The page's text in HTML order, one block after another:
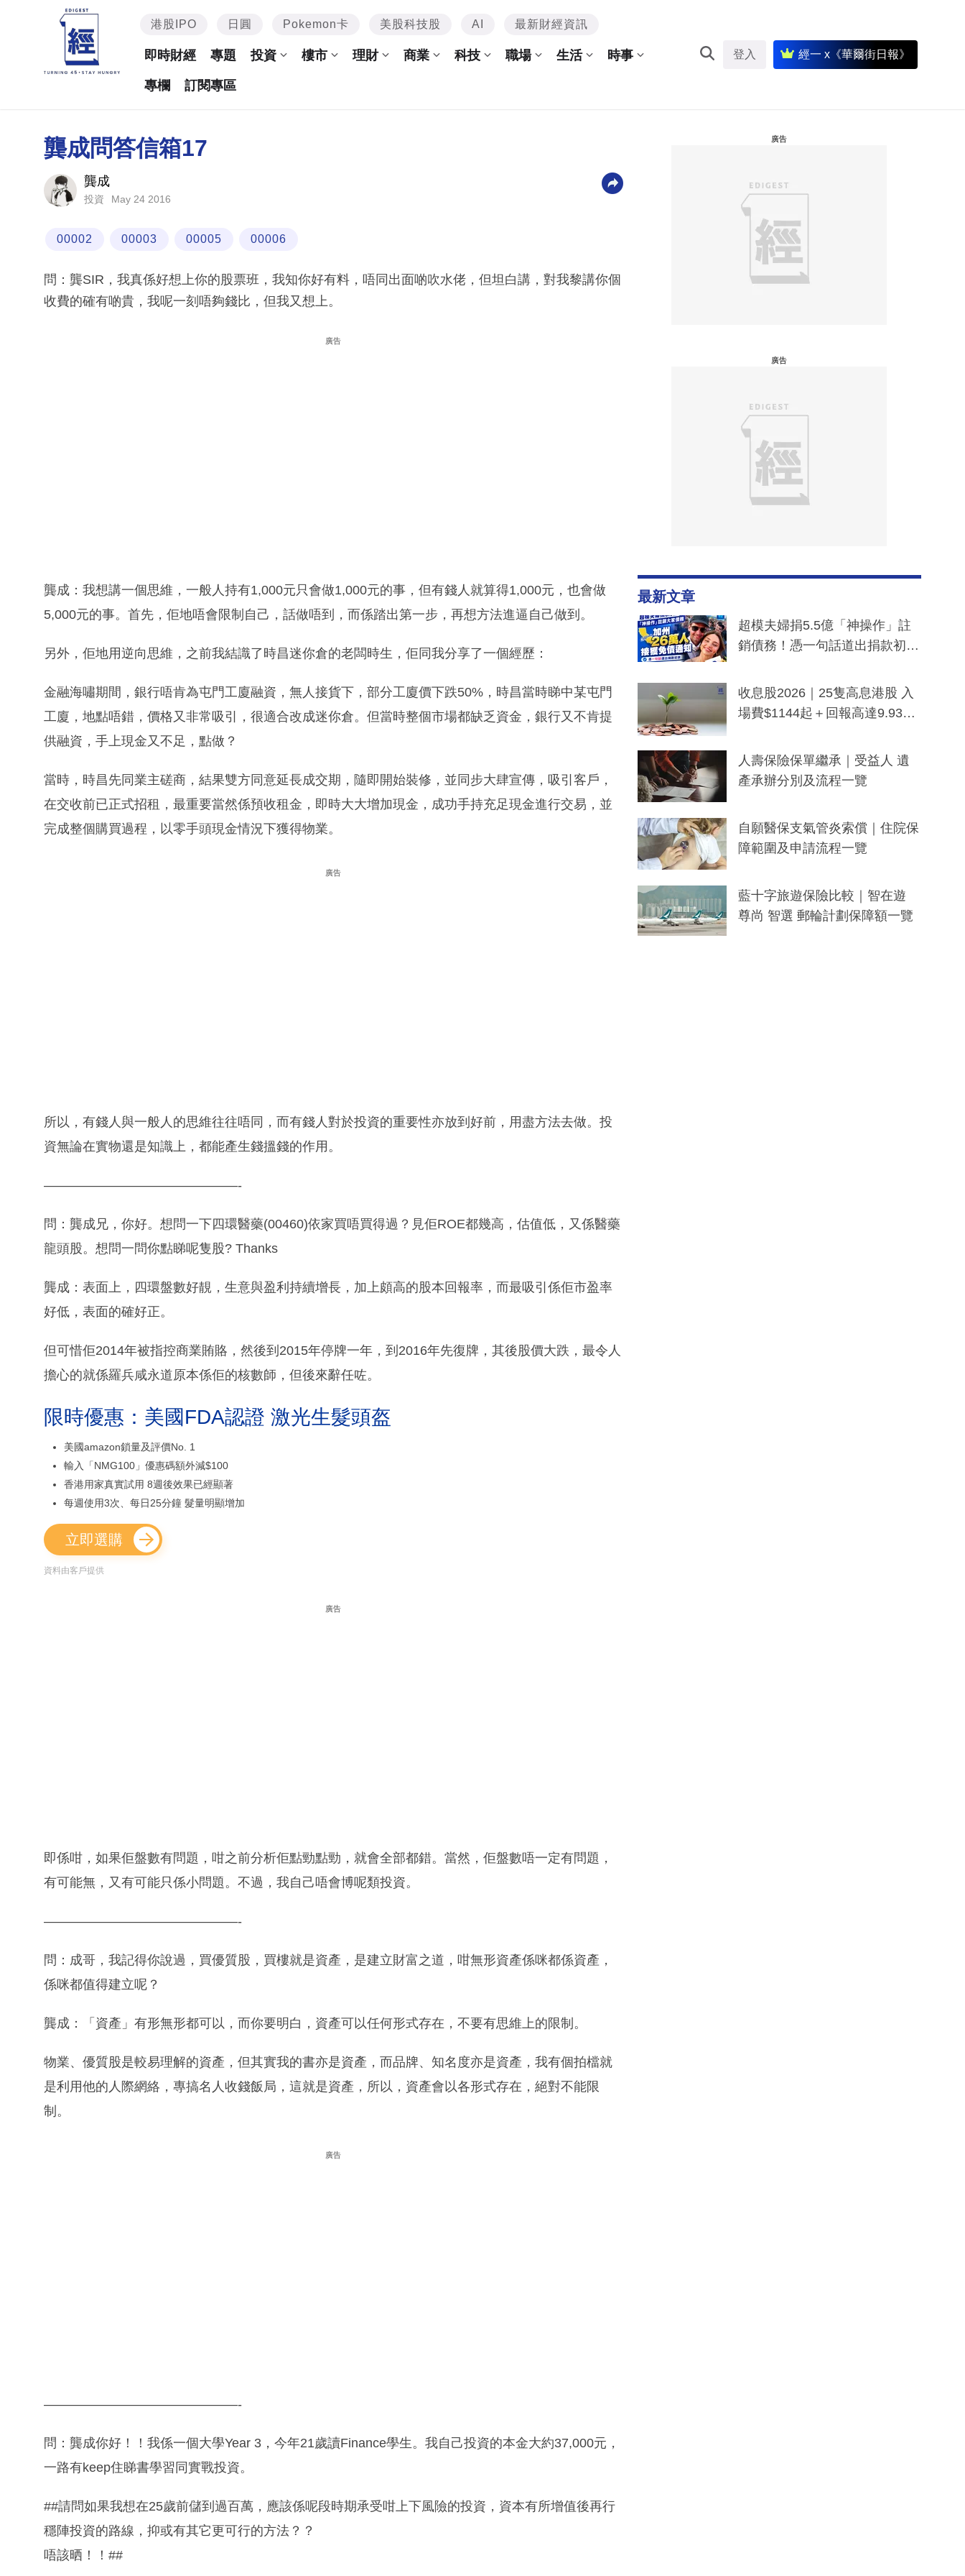
港股IPO 日圓 Pokemon卡 美股科技股 AI 最新財經資訊
即時財經 專題 投資 樓市 理財 商業 科技 職場 生活 時事
專欄 訂閱專區
登入 經一 x《華爾街日報》
龔成問答信箱17
龔成
投資 May 24 2016
00002 00003 00005 00006
問：龔SIR，我真係好想上你的股票班，我知你好有料，唔同出面啲吹水佬，但坦白講，對我黎講你個
收費的確有啲貴，我呢一刻唔夠錢比，但我又想上。
廣告
龔成：我想講一個思維，一般人持有1,000元只會做1,000元的事，但有錢人就算得1,000元，也會做
5,000元的事。首先，佢地唔會限制自己，話做唔到，而係踏出第一步，再想方法進逼自己做到。
另外，佢地用逆向思維，之前我結識了時昌迷你倉的老闆時生，佢同我分享了一個經歷：
金融海嘯期間，銀行唔肯為屯門工廈融資，無人接貨下，部分工廈價下跌50%，時昌當時睇中某屯門
工廈，地點唔錯，價格又非常吸引，很適合改成迷你倉。但當時整個市場都缺乏資金，銀行又不肯提
供融資，手上現金又不足，點做？
當時，時昌先同業主磋商，結果雙方同意延長成交期，隨即開始裝修，並同步大肆宣傳，吸引客戶，
在交收前已正式招租，最重要當然係預收租金，即時大大增加現金，成功手持充足現金進行交易，並
完成整個購買過程，以零手頭現金情況下獲得物業。
廣告
所以，有錢人與一般人的思維往往唔同，而有錢人對於投資的重要性亦放到好前，用盡方法去做。投
資無論在實物還是知識上，都能產生錢搵錢的作用。
———————————————-
問：龔成兄，你好。想問一下四環醫藥(00460)依家買唔買得過？見佢ROE都幾高，估值低，又係醫藥
龍頭股。想問一問你點睇呢隻股? Thanks
龔成：表面上，四環盤數好靚，生意與盈利持續增長，加上頗高的股本回報率，而最吸引係佢市盈率
好低，表面的確好正。
但可惜佢2014年被指控商業賄賂，然後到2015年停牌一年，到2016年先復牌，其後股價大跌，最令人
擔心的就係羅兵咸永道原本係佢的核數師，但後來辭任咗。
限時優惠：美國FDA認證 激光生髮頭盔
美國amazon鎖量及評價No. 1
輸入「NMG100」優惠碼額外減$100
香港用家真實試用 8週後效果已經顯著
每週使用3次、每日25分鐘 髮量明顯增加
立即選購
資料由客戶提供
廣告
即係咁，如果佢盤數有問題，咁之前分析佢點勁點勁，就會全部都錯。當然，佢盤數唔一定有問題，
有可能無，又有可能只係小問題。不過，我自己唔會博呢類投資。
———————————————-
問：成哥，我記得你說過，買優質股，買樓就是資產，是建立財富之道，咁無形資產係咪都係資產，
係咪都值得建立呢？
龔成：「資產」有形無形都可以，而你要明白，資產可以任何形式存在，不要有思維上的限制。
物業、優質股是較易理解的資產，但其實我的書亦是資產，而品牌、知名度亦是資產，我有個拍檔就
是利用他的人際網絡，專搞名人收錢飯局，這就是資產，所以，資產會以各形式存在，絕對不能限
制。
廣告
———————————————-
問：龔成你好！！我係一個大學Year 3，今年21歲讀Finance學生。我自己投資的本金大約37,000元，
一路有keep住睇書學習同實戰投資。
##請問如果我想在25歲前儲到過百萬，應該係呢段時期承受咁上下風險的投資，資本有所增值後再行
穩陣投資的路線，抑或有其它更可行的方法？？
唔該晒！！##
廣告
廣告
最新文章
超模夫婦捐5.5億「神操作」註
銷債務！憑一句話道出捐款初
一度被誤當詐騙手段
收息股2026｜25隻高息港股 入
場費$1144起＋回報高達9.93
人壽保險保單繼承｜受益人 遺
產承辦分別及流程一覽
自願醫保支氣管炎索償｜住院保
障範圍及申請流程一覽
藍十字旅遊保險比較｜智在遊
尊尚 智選 郵輪計劃保障額一覽